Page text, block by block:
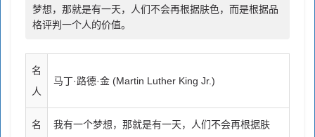
梦想，那就是有一天，人们不会再根据肤色，而是根据品
格评判一个人的价值。
名
人
马丁·路德·金 (Martin Luther King Jr.)
名
我有一个梦想，那就是有一天，人们不会再根据肤